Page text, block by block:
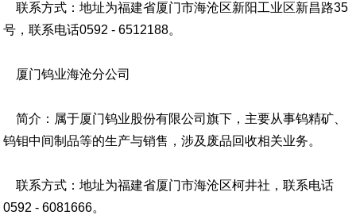
联系方式：地址为福建省厦门市海沧区新阳工业区新昌路35
号，联系电话0592 - 6512188。
厦门钨业海沧分公司
简介：属于厦门钨业股份有限公司旗下，主要从事钨精矿、
钨钼中间制品等的生产与销售，涉及废品回收相关业务。
联系方式：地址为福建省厦门市海沧区柯井社，联系电话
0592 - 6081666。